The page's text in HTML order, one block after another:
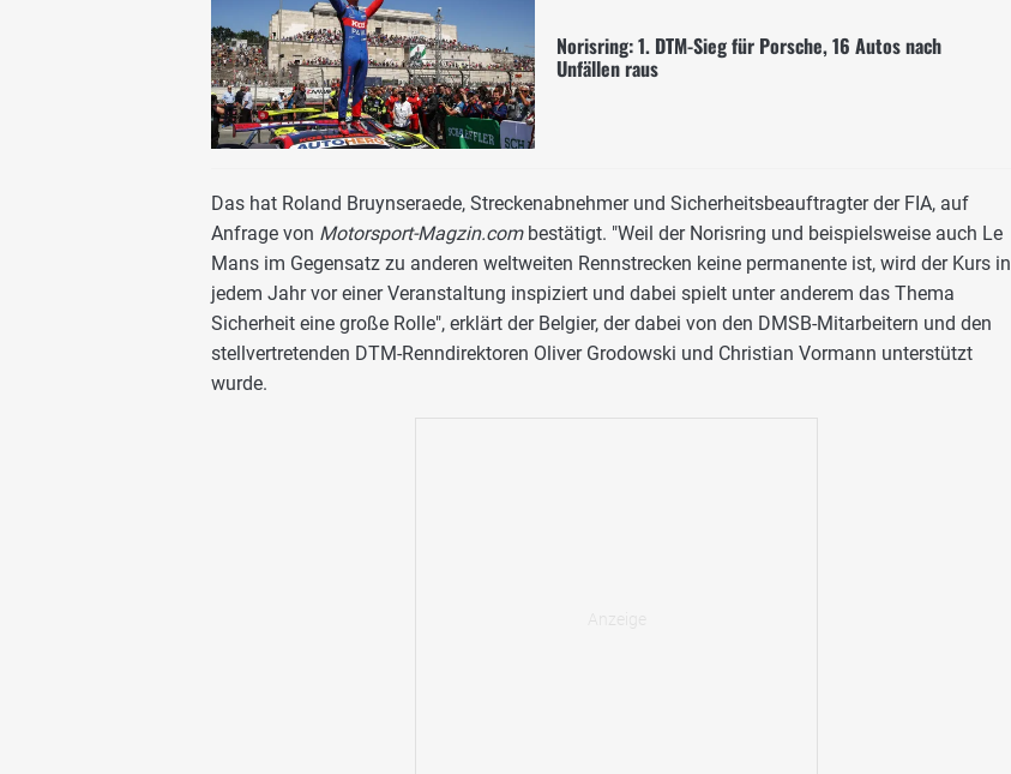
Norisring: 1. DTM-Sieg für Porsche, 16 Autos nach
Unfällen raus
Das hat Roland Bruynseraede, Streckenabnehmer und Sicherheitsbeauftragter der FIA, auf
Anfrage von Motorsport-Magzin.combestätigt. "Weil der Norisring und beispielsweise auch Le
Mans im Gegensatz zu anderen weltweiten Rennstrecken keine permanente ist, wird der Kurs in
jedem Jahr vor einer Veranstaltung inspiziert und dabei spielt unter anderem das Thema
Sicherheit eine große Rolle", erklärt der Belgier, der dabei von den DMSB-Mitarbeitern und den
stellvertretenden DTM-Renndirektoren Oliver Grodowski und Christian Vormann unterstützt
wurde.